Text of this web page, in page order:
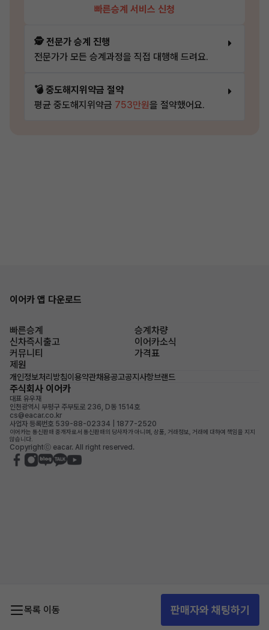
목록 이동 판매자와 채팅하기
빠른승계 서비스 신청
🕵️ 전문가 승계 진행
전문가가 모든 승계과정을 직접 대행해 드려요.
💣 중도해지위약금 절약
평균 중도해지위약금 753만원을 절약했어요.
이어카 앱 다운로드
빠른승계
승계차량
신차즉시출고
이어카소식
커뮤니티
가격표
제원
개인정보처리방침이용약관채용공고공지사항브랜드
주식회사 이어카
대표 유우재
인천광역시 부평구 주부토로 236, D동 1514호
cs@eacar.co.kr
사업자 등록번호 539-88-02334 | 1877-2520
이어카는 통신판매 중개자로서 통신판매의 당사자가 아니며, 상품, 거래정보, 거래에 대하여 책임을 지지
않습니다.
Copyrightⓒ eacar. All right reserved.